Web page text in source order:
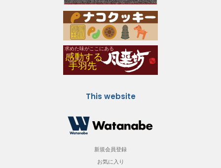
This website
新規会員登録
お気に入り